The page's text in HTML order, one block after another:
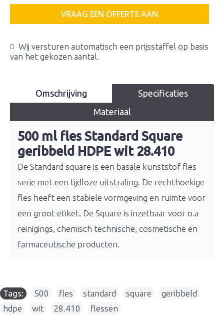
VRAAG EEN OFFERTE AAN
Wij versturen automatisch een prijsstaffel op basis
van het gekozen aantal.
Omschrijving
Specificaties
Materiaal
500 ml fles Standard Square
geribbeld HDPE wit 28.410
De Standard square is een basale kunststof fles
serie met een tijdloze uitstraling. De rechthoekige
fles heeft een stabiele vormgeving en ruimte voor
een groot etiket. De Square is inzetbaar voor o.a
reinigings, chemisch technische, cosmetische en
farmaceutische producten.
Tags: 500 fles standard square geribbeld
hdpe
wit 28.410 flessen